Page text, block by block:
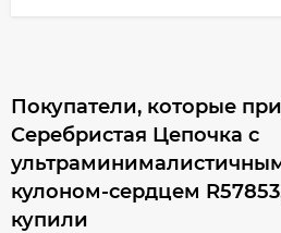
Покупатели, которые
Серебристая Цепочка с
кулоном-сердцем
купили